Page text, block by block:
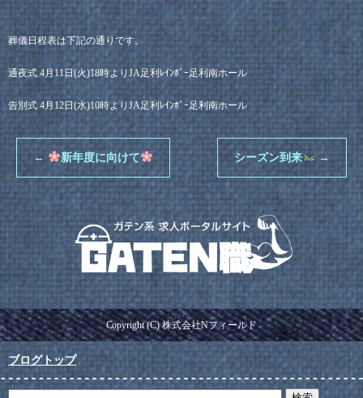
葬儀日程表は下記の通りです。
通夜式 4月11日(火)18時よりJA足利ﾚｲﾝﾎﾞｰ足利南ホール
告別式 4月12日(水)10時よりJA足利ﾚｲﾝﾎﾞｰ足利南ホール
← 新年度に向けて シーズン到来 →
Copyright (C) 株式会社Nフィールド
ブログトップ